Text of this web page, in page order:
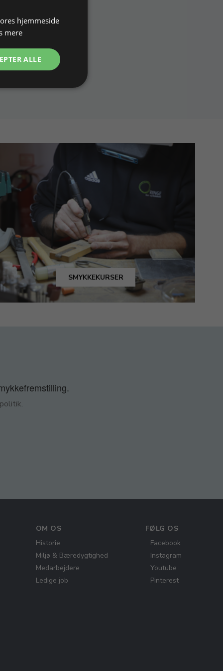
SMYKKEKURSER
.
OM OS
Historie
Miljø & Bæredygtighed
Medarbejdere
Ledige job
FØLG OS
Facebook
Instagram
Youtube
Pinterest
hjemmeside
mere
ALLE